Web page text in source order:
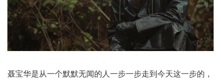
聂宝华是从一个默默无闻的人一步一步走到今天这一步的，